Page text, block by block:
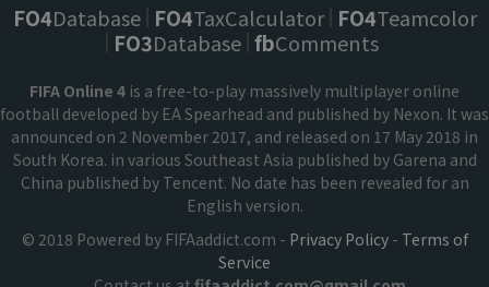
FO4Database FO4TaxCalculator FO4Teamcolor
FO3Database fbComments
FIFA Online 4 is a free-to-play massively multiplayer online
football developed by EA Spearhead and published by Nexon. It was
announced on 2 November 2017, and released on 17 May 2018 in
South Korea. in various Southeast Asia published by Garena and
China published by Tencent. No date has been revealed for an
English version.
© 2018 Powered by FIFAaddict.com - Privacy Policy- Terms of
Service